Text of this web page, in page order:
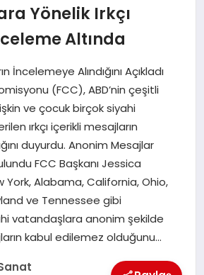
Yönelik Irkçı
Altında
İncelemeye Alındığını Açıkladı
(FCC), ABD’nin çeşitli
ve çocuk birçok siyahi
ırkçı içerikli mesajların
duyurdu. Anonim Mesajlar
FCC Başkanı Jessica
York, Alabama, California, Ohio,
ve Tennessee gibi
vatandaşlara anonim şekilde
kabul edilemez olduğunu…